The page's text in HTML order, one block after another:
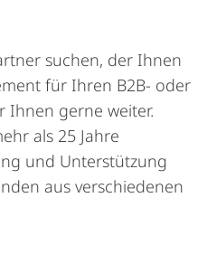
suchen, der Ihnen
für Ihren B2B- oder
Ihnen gerne weiter.
als 25 Jahre
und Unterstützung
aus verschiedenen